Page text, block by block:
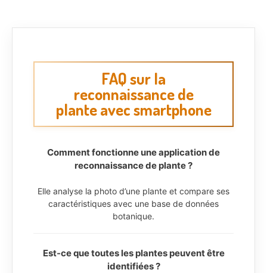
FAQ sur la
reconnaissance de
plante avec smartphone
Comment fonctionne une application de
reconnaissance de plante ?
Elle analyse la photo d’une plante et compare ses
caractéristiques avec une base de données
botanique.
Est-ce que toutes les plantes peuvent être
identifiées ?